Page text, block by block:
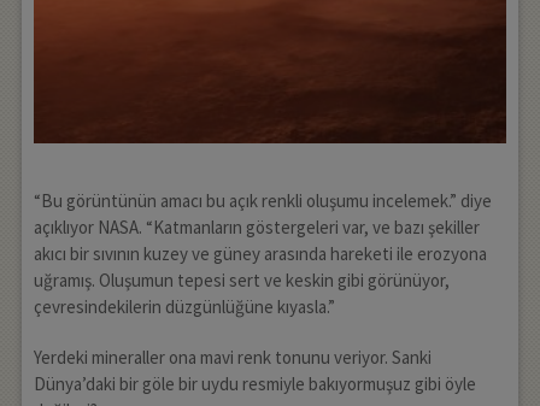
“Bu görüntünün amacı bu açık renkli oluşumu incelemek.” diye
açıklıyor NASA. “Katmanların göstergeleri var, ve bazı şekiller
akıcı bir sıvının kuzey ve güney arasında hareketi ile erozyona
uğramış. Oluşumun tepesi sert ve keskin gibi görünüyor,
çevresindekilerin düzgünlüğüne kıyasla.”
Yerdeki mineraller ona mavi renk tonunu veriyor. Sanki
Dünya’daki bir göle bir uydu resmiyle bakıyormuşuz gibi öyle